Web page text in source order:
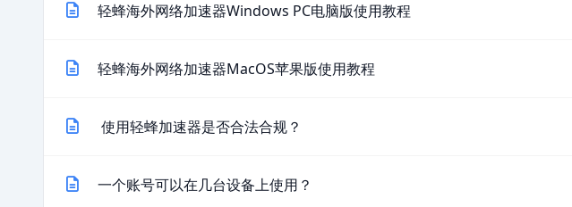
轻蜂海外网络加速器Windows PC电脑版使用教程
轻蜂海外网络加速器MacOS苹果版使用教程
使用轻蜂加速器是否合法合规？
一个账号可以在几台设备上使用？